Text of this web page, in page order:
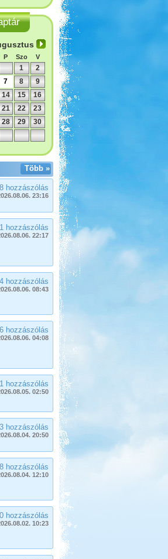
P Szo V
1
2
7 8
9
14 15
16
21 22
23
28 29
30
Több »
hozzászólás
23:16
hozzászólás
22:17
hozzászólás
08:43
hozzászólás
04:08
hozzászólás
02:50
hozzászólás
20:50
hozzászólás
12:10
hozzászólás
10:23